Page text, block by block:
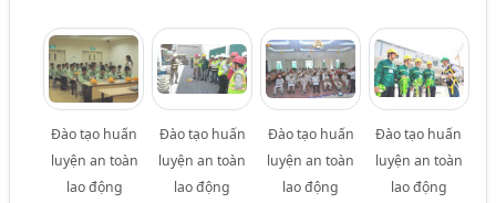
Đào tạo huấn
luyện an toàn
lao động
Đào tạo huấn
luyện an toàn
lao động
Đào tạo huấn
luyện an toàn
lao động
Đào tạo huấn
luyện an toàn
lao động